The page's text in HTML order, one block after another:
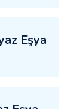
Eşya